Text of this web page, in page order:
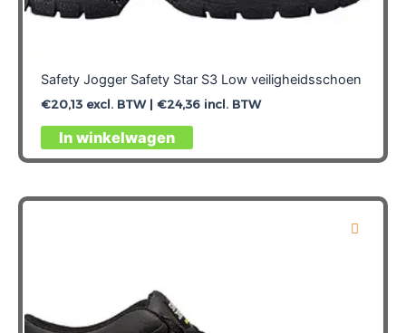
Safety Jogger Safety Star S3 Low veiligheidsschoen
€20,13excl. BTW | €24,36incl. BTW
In winkelwagen
Dit
product
meerdere
worden